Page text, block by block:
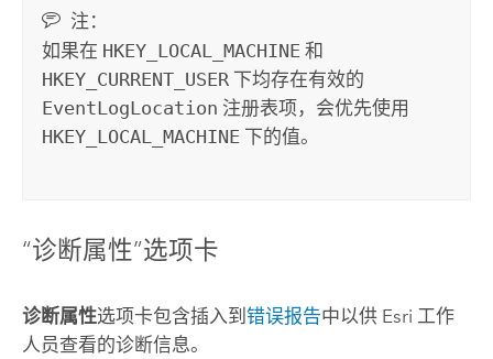
注：
如果在 HKEY_LOCAL_MACHINE 和
HKEY_CURRENT_USER 下均存在有效的
EventLogLocation 注册表项，会优先使用
HKEY_LOCAL_MACHINE 下的值。
“诊断属性”选项卡
诊断属性选项卡包含插入到 错误报告中以供 Esri 工作
人员查看的诊断信息。